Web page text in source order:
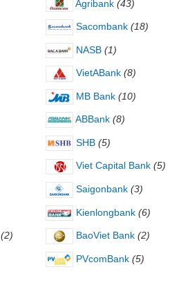
Agribank (43)
Sacombank (18)
NASB (1)
VietABank (8)
MB Bank (10)
ABBank (8)
SHB (5)
Viet Capital Bank (5)
Saigonbank (3)
Kienlongbank (6)
(2) BaoViet Bank (2)
PVcomBank (5)